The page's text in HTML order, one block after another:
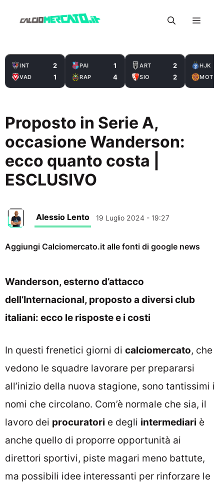
Menu
INT 2
VAD 1
PAI 1
RAP 4
ART 2
SIO 2
HJK
MOT
Proposto in Serie A,
occasione Wanderson:
ecco quanto costa |
ESCLUSIVO
Alessio Lento 19 Luglio 2024 - 19:27
Aggiungi Calciomercato.it alle fonti di google news
Wanderson, esterno d’attacco
dell’Internacional, proposto a diversi club
italiani: ecco le risposte e i costi
In questi frenetici giorni di calciomercato, che
vedono le squadre lavorare per prepararsi
all’inizio della nuova stagione, sono tantissimi i
nomi che circolano. Com’è normale che sia, il
lavoro dei procuratori e degli intermediari è
anche quello di proporre opportunità ai
direttori sportivi, piste magari meno battute,
ma possibili idee interessanti per rinforzare le